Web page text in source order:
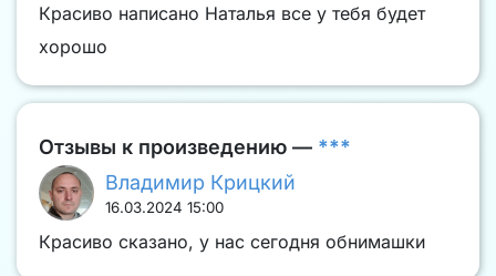
Красиво написано Наталья все у тебя будет
хорошо
Отзывы к произведению — ***
Владимир Крицкий
16.03.2024 15:00
Красиво сказано, у нас сегодня обнимашки